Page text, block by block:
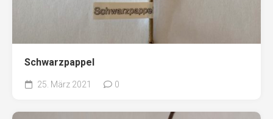
Schwarzpappel
25. März 2021 0